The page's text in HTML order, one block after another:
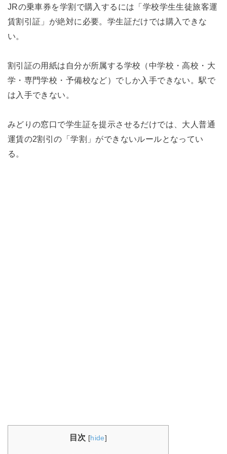
JRの乗車券を学割で購入するには「学校学生生徒旅客運
賃割引証」が絶対に必要。学生証だけでは購入できな
い。
割引証の用紙は自分が所属する学校（中学校・高校・大
学・専門学校・予備校など）でしか入手できない。駅で
は入手できない。
みどりの窓口で学生証を提示させるだけでは、大人普通
運賃の2割引の「学割」ができないルールとなってい
る。
目次 [hide]